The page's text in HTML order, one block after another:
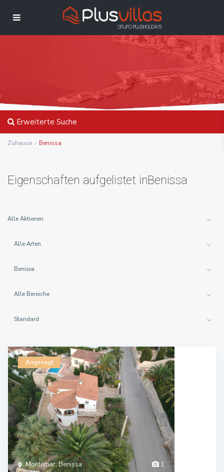
Erweiterte Suche
Zuhause Benissa
Eigenschaften aufgelistet inBenissa
Alle Aktionen
Alle Arten
Benissa
Alle Bereiche
Standard
1
Montemar, Benissa
Angesagt